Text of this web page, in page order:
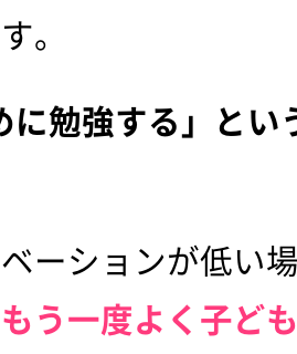
。
に勉強する」と
ーションが低い
う一度よく子ど